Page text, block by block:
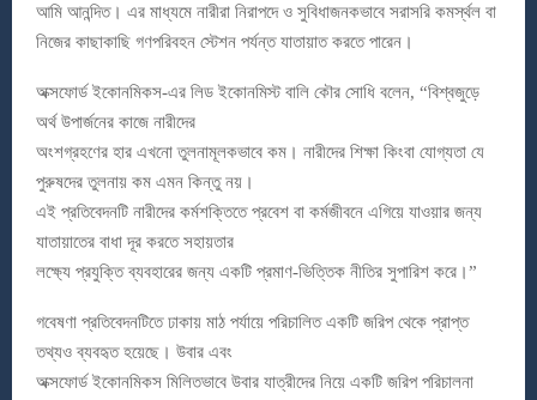
আমি আনন্দিত। এর মাধ্যমে নারীরা নিরাপদে ও সুবিধাজনকভাবে সরাসরি কমর্স্থল বা
নিজের কাছাকাছি গণপরিবহন স্টেশন পর্যন্ত যাতায়াত করতে পারেন।
অক্সফোর্ড ইকোনমিকস-এর লিড ইকোনমিস্ট বালি কৌর সোধি বলেন, “বিশ্বজুড়ে
অর্থ উপার্জনের কাজে নারীদের
অংশগ্রহণের হার এখনো তুলনামূলকভাবে কম। নারীদের শিক্ষা কিংবা যোগ্যতা যে
পুরুষদের তুলনায় কম এমন কিন্তু নয়।
এই প্রতিবেদনটি নারীদের কর্মশক্তিতে প্রবেশ বা কর্মজীবনে এগিয়ে যাওয়ার জন্য
যাতায়াতের বাধা দূর করতে সহায়তার
লক্ষ্যে প্রযুক্তি ব্যবহারের জন্য একটি প্রমাণ-ভিত্তিক নীতির সুপারিশ করে।”
গবেষণা প্রতিবেদনটিতে ঢাকায় মাঠ পর্যায়ে পরিচালিত একটি জরিপ থেকে প্রাপ্ত
তথ্যও ব্যবহৃত হয়েছে। উবার এবং
অক্সফোর্ড ইকোনমিকস মিলিতভাবে উবার যাত্রীদের নিয়ে একটি জরিপ পরিচালনা